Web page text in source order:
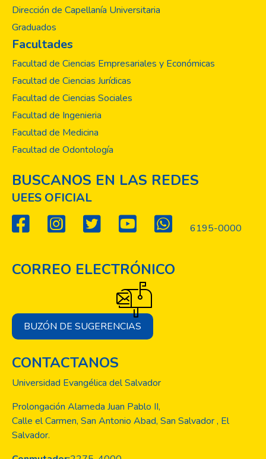
Dirección de Capellanía Universitaria
Graduados
Facultades
Facultad de Ciencias Empresariales y Económicas
Facultad de Ciencias Jurídicas
Facultad de Ciencias Sociales
Facultad de Ingenieria
Facultad de Medicina
Facultad de Odontología
BUSCANOS EN LAS REDES
UEES OFICIAL
6195-0000
CORREO ELECTRÓNICO
BUZÓN DE SUGERENCIAS
CONTACTANOS
Universidad Evangélica del Salvador
Prolongación Alameda Juan Pablo II,
Calle el Carmen, San Antonio Abad, San Salvador , El
Salvador.